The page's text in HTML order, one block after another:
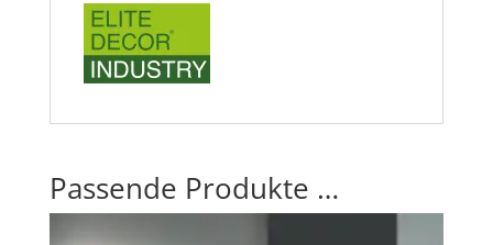
Passende Produkte …